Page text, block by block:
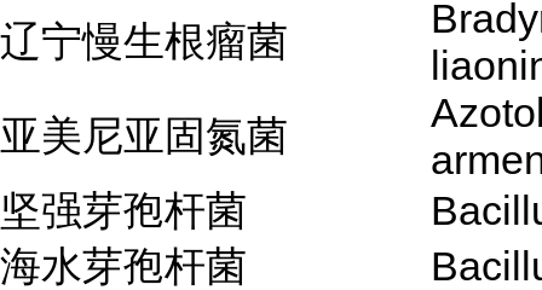
辽宁慢生根瘤菌
亚美尼亚固氮菌
坚强芽孢杆菌
海水芽孢杆菌